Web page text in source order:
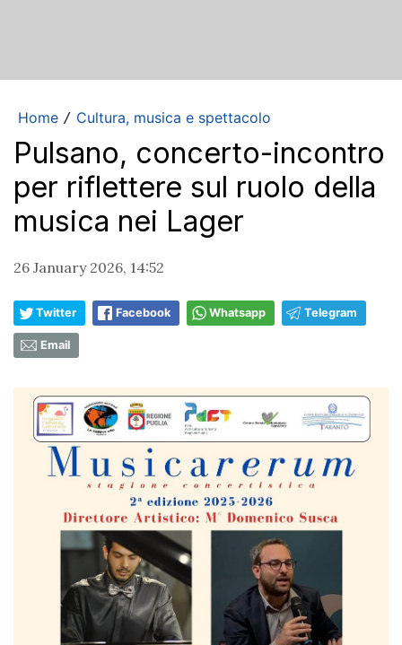
Home / Cultura, musica e spettacolo
Pulsano, concerto-incontro
per riflettere sul ruolo della
musica nei Lager
26 January 2026, 14:52
Twitter Facebook Whatsapp Telegram
Email